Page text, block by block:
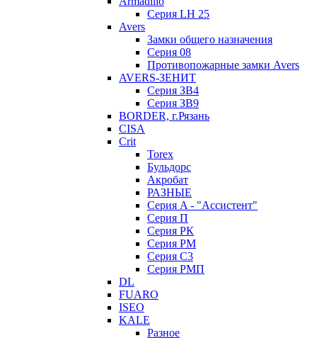
Серия LH 25
Avers
Замки общего назначения
Серия 08
Противопожарные замки Avers
AVERS-ЗЕНИТ
Серия ЗВ4
Серия ЗВ9
BORDER, г.Рязань
CISA
Crit
Torex
Бульдорс
Акробат
РАЗНЫЕ
Серия A - "Ассистент"
Серия П
Серия РК
Серия РМ
Серия С3
Серия РМП
DL
FUARO
ISEO
KALE
Разное